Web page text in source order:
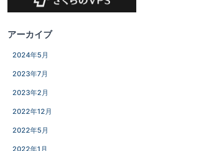
アーカイブ
2024年5月
2023年7月
2023年2月
2022年12月
2022年5月
2022年1月